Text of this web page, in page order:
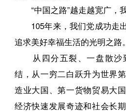
“中国之路”越走越宽广，我
105年来，我们党成功走
追求美好幸福生活的光明之路。
从四分五裂、一盘散沙
结，从一穷二白跃升为世界
造业大国、第一货物贸易大
经济快速发展奇迹和社会长